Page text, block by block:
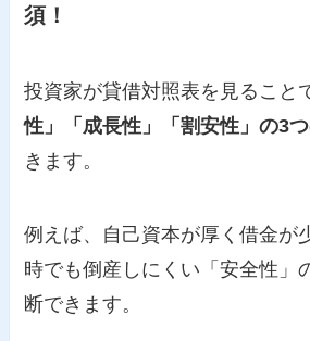
須！
投資家が貸借対照表を見ること
性」「成長性」「割安性」の3
きます。
例えば、自己資本が厚く借金が
時でも倒産しにくい「安全性」
断できます。